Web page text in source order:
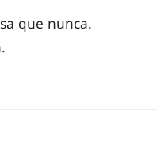
que nunca.